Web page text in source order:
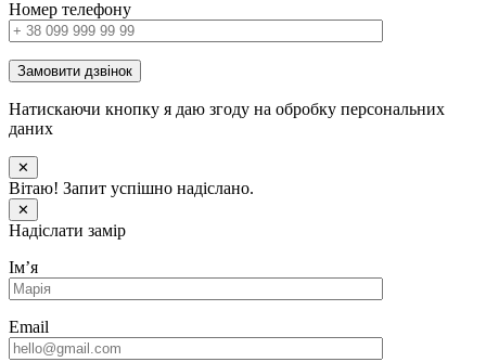
Номер телефону
Замовити дзвінок
Натискаючи кнопку я даю згоду на обробку персональних
даних
✕
Вітаю! Запит успішно надіслано.
✕
Надіслати замір
Імʼя
Email